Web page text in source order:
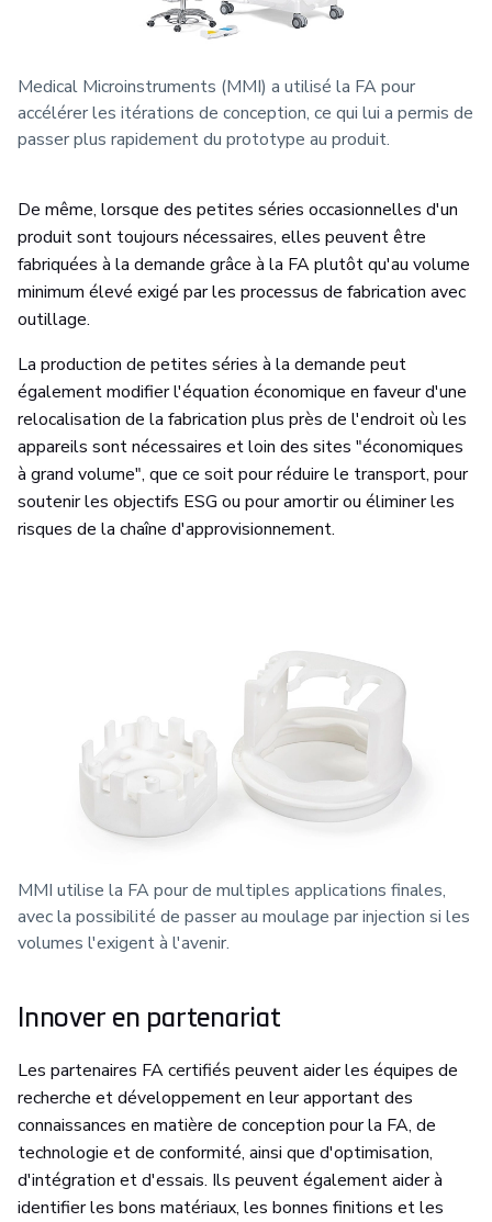
Medical Microinstruments (MMI) a utilisé la FA pour
accélérer les itérations de conception, ce qui lui a permis de
passer plus rapidement du prototype au produit.
De même, lorsque des petites séries occasionnelles d'un
produit sont toujours nécessaires, elles peuvent être
fabriquées à la demande grâce à la FA plutôt qu'au volume
minimum élevé exigé par les processus de fabrication avec
outillage.
La production de petites séries à la demande peut
également modifier l'équation économique en faveur d'une
relocalisation de la fabrication plus près de l'endroit où les
appareils sont nécessaires et loin des sites "économiques
à grand volume", que ce soit pour réduire le transport, pour
soutenir les objectifs ESG ou pour amortir ou éliminer les
risques de la chaîne d'approvisionnement.
MMI utilise la FA pour de multiples applications finales,
avec la possibilité de passer au moulage par injection si les
volumes l'exigent à l'avenir.
Innover en partenariat
Les partenaires FA certifiés peuvent aider les équipes de
recherche et développement en leur apportant des
connaissances en matière de conception pour la FA, de
technologie et de conformité, ainsi que d'optimisation,
d'intégration et d'essais. Ils peuvent également aider à
identifier les bons matériaux, les bonnes finitions et les